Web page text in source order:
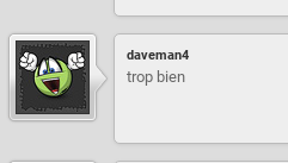
daveman4
trop bien